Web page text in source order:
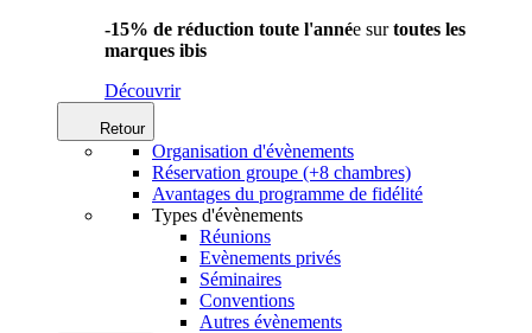
-15% de réduction toute l'année surtoutes les
marques ibis
Découvrir
Retour
Organisation d'évènements
Réservation groupe (+8 chambres)
Avantages du programme de fidélité
Types d'évènements
Réunions
Evènements privés
Séminaires
Conventions
Autres évènements